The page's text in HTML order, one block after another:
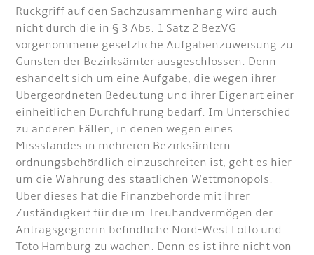
Rückgriff auf den Sachzusammenhang wird auch
nicht durch die in § 3 Abs. 1 Satz 2 BezVG
vorgenommene gesetzliche Aufgabenzuweisung zu
Gunsten der Bezirksämter ausgeschlossen. Denn
eshandelt sich um eine Aufgabe, die wegen ihrer
Übergeordneten Bedeutung und ihrer Eigenart einer
einheitlichen Durchführung bedarf. Im Unterschied
zu anderen Fällen, in denen wegen eines
Missstandes in mehreren Bezirksämtern
ordnungsbehördlich einzuschreiten ist, geht es hier
um die Wahrung des staatlichen Wettmonopols.
Über dieses hat die Finanzbehörde mit ihrer
Zuständigkeit für die im Treuhandvermögen der
Antragsgegnerin befindliche Nord-West Lotto und
Toto Hamburg zu wachen. Denn es ist ihre nicht von